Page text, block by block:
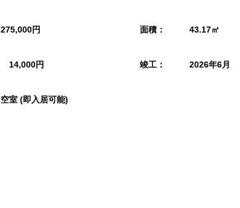
275,000円 面積： 43.17㎡
14,000円 竣工： 2026年6月
空室 (即入居可能)